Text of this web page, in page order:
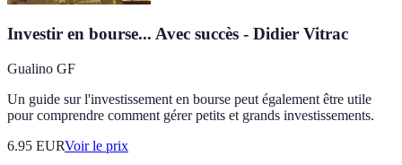
Investir en bourse... Avec succès - Didier Vitrac
Gualino GF
Un guide sur l'investissement en bourse peut également être utile
pour comprendre comment gérer petits et grands investissements.
6.95 EURVoir le prix